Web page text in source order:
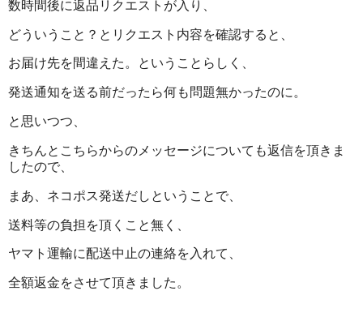
数時間後に返品リクエストが入り、
どういうこと？とリクエスト内容を確認すると、
お届け先を間違えた。ということらしく、
発送通知を送る前だったら何も問題無かったのに。
と思いつつ、
きちんとこちらからのメッセージについても返信を頂きま
したので、
まあ、ネコポス発送だしということで、
送料等の負担を頂くこと無く、
ヤマト運輸に配送中止の連絡を入れて、
全額返金をさせて頂きました。